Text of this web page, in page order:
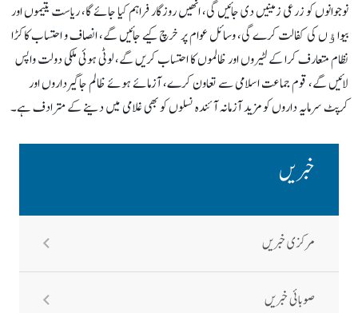
نوجوانوں کو زرعی زمینیں دی جائیں گی، انھیں روزگار فراہم کیا جائے گا، ریاست یتیموں اور
بیواﺅں کی کفالت کرے گی، وسائل عوام پر خرچ کیے جائیں گے، انصاف و احتساب کا کڑا
نظام متعارف کرا کے لٹیروں اور ظالموں کا احتساب کریں گے، لوٹی ہوئی ملکی دولت واپس
لائیں گے، قوم جماعت اسلامی سے تعاون کرے، آزمائے ہوئے ظالم جاگیرداروں اور
کرپٹ سرمایہ داروں کو مزید آزمانہ آئندہ نسلوں کو بھی غلامی میں دینے کے مترادف ہے۔
خبریں
مرکزی خبریں
صوبائی خبریں